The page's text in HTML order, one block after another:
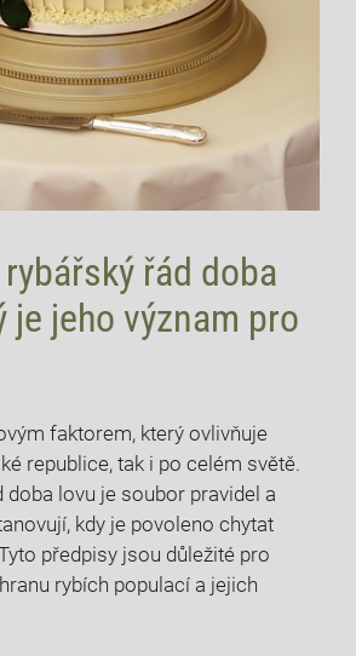
rybářský řád doba
je jeho význam pro
faktorem, který ovlivňuje
republice, tak⁤ i po celém světě.
doba‍ lovu je soubor pravidel ⁢a⁣
kdy⁤ je ​povoleno chytat
předpisy jsou důležité⁣ pro
rybích populací a jejich